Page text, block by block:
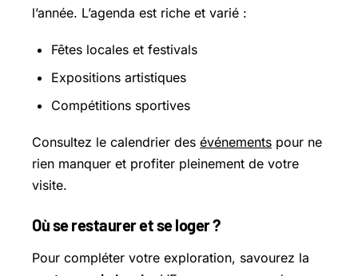
l’année. L’agenda est riche et varié :
Fêtes locales et festivals
Expositions artistiques
Compétitions sportives
Consultez le calendrier des événements pour ne
rien manquer et profiter pleinement de votre
visite.
Où se restaurer et se loger ?
Pour compléter votre exploration, savourez la